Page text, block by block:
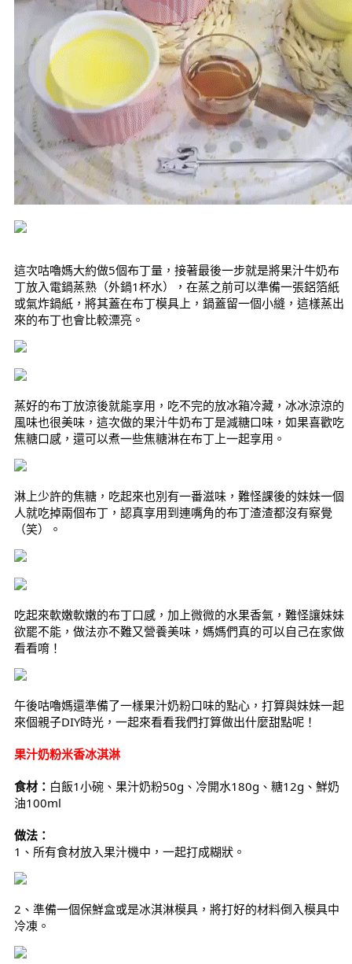
這次咕嚕媽大約做5個布丁量，接著最後一步就是將果汁牛奶布
丁放入電鍋蒸熟（外鍋1杯水），在蒸之前可以準備一張鋁箔紙
或氣炸鍋紙，將其蓋在布丁模具上，鍋蓋留一個小縫，這樣蒸出
來的布丁也會比較漂亮。
蒸好的布丁放涼後就能享用，吃不完的放冰箱冷藏，冰冰涼涼的
風味也很美味，這次做的果汁牛奶布丁是減糖口味，如果喜歡吃
焦糖口感，還可以煮一些焦糖淋在布丁上一起享用。
淋上少許的焦糖，吃起來也別有一番滋味，難怪課後的妹妹一個
人就吃掉兩個布丁，認真享用到連嘴角的布丁渣渣都沒有察覺
（笑）。
吃起來軟嫩軟嫩的布丁口感，加上微微的水果香氣，難怪讓妹妹
欲罷不能，做法亦不難又營養美味，媽媽們真的可以自己在家做
看看唷！
午後咕嚕媽還準備了一樣果汁奶粉口味的點心，打算與妹妹一起
來個親子DIY時光，一起來看看我們打算做出什麼甜點呢！
果汁奶粉米香冰淇淋
食材： 白飯1小碗、果汁奶粉50g、冷開水180g、糖12g、鮮奶
油100ml
做法：
1、所有食材放入果汁機中，一起打成糊狀。
2、準備一個保鮮盒或是冰淇淋模具，將打好的材料倒入模具中
冷凍。